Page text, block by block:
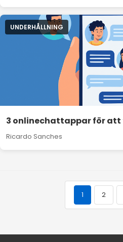
UNDERHÅLLNING
3 onlinechattappar för
Ricardo Sanches
1 2